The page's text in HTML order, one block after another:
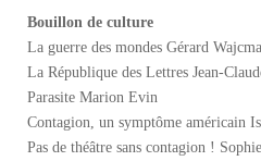
Bouillon de culture
La guerre des mondes Gérard
La République des Lettres Jean-
Parasite Marion Evin
Contagion, un symptôme américain
Pas de théâtre sans contagion !